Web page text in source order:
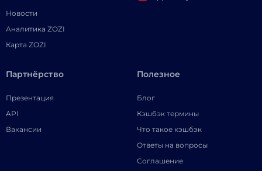
Новости
Аналитика ZOZI
Карта ZOZI
Партнёрство
Презентация
API
Вакансии
Полезное
Блог
Кэшбэк термины
Что такое кэшбэк
Ответы на вопросы
Соглашение